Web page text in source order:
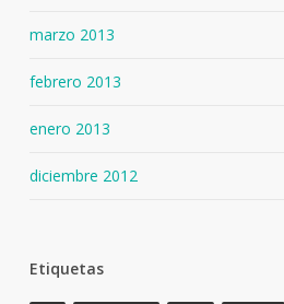
marzo 2013
febrero 2013
enero 2013
diciembre 2012
Etiquetas